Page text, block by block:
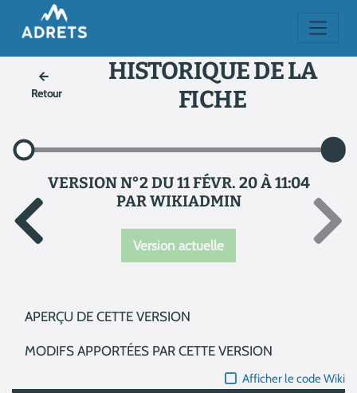
Retour
HISTORIQUE DE LA
FICHE
VERSION N°2 DU 11 FÉVR. 20 À 11:04
PAR WIKIADMIN
Version actuelle
APERÇU DE CETTE VERSION
MODIFS APPORTÉES PAR CETTE VERSION
Afficher le code Wiki